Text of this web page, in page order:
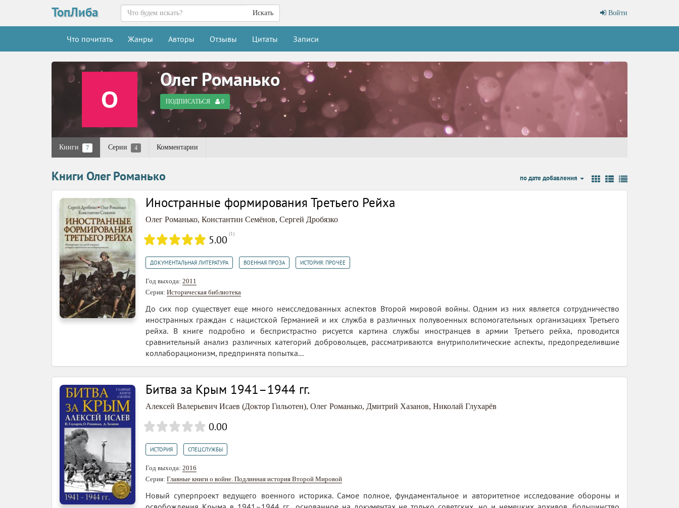
ТопЛиба Войти
Искать
Что почитать Жанры Авторы Отзывы Цитаты Записи
Олег Романько
ПОДПИСАТЬСЯ 0
Книги 7 Серии 4 Комментарии
Книги Олег Романько по дате добавления
Иностранные формирования Третьего Рейха
Олег Романько, Константин Семёнов, Сергей Дробязко
5.00 (1)
ДОКУМЕНТАЛЬНАЯ ЛИТЕРАТУРА ВОЕННАЯ ПРОЗА ИСТОРИЯ: ПРОЧЕЕ
Год выхода: 2011
Серия: Историческая библиотека
До сих пор существует еще много неисследованных аспектов Второй мировой войны. Одним из них является сотрудничество
иностранных граждан с нацистской Германией и их служба в различных полувоенных вспомогательных организациях Третьего
рейха. В книге подробно и беспристрастно рисуется картина службы иностранцев в армии Третьего рейха, проводится
сравнительный анализ различных категорий добровольцев, рассматриваются внутриполитические аспекты, предопределившие
коллаборационизм, предпринята попытка...
Битва за Крым 1941–1944 гг.
Алексей Валерьевич Исаев (Доктор Гильотен), Олег Романько, Дмитрий Хазанов, Николай Глухарёв
0.00
ИСТОРИЯ СПЕЦСЛУЖБЫ
Год выхода: 2016
Серия: Главные книги о войне. Подлинная история Второй Мировой
Новый суперпроект ведущего военного историка. Самое полное, фундаментальное и авторитетное исследование обороны и